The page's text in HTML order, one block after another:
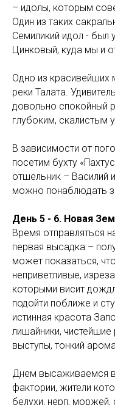
– идолы, которым
Один из таких
Семиликий идол - был
Цинковый, куда мы и
Одно из красивейших
реки Талата.
довольно спокойный
глубоким, скалистым
В зависимости от
посетим бухту
отшельник – Василий
можно понаблюдать
День 5 - 6. Новая
Время отправляться
первая высадка –
может показаться,
неприветливые,
которыми висит
подойти поближе и
истинная красота
лишайники,
выступы, тонкий
Днем высаживаемся
фактории, жители
белухи, нерп,